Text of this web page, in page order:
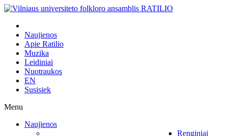
Naujienos
Apie Ratilio
Muzika
Leidiniai
Nuotraukos
EN
Susisiek
Menu
Naujienos
Renginiai